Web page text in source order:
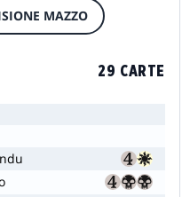
MAZZO
29 CARTE